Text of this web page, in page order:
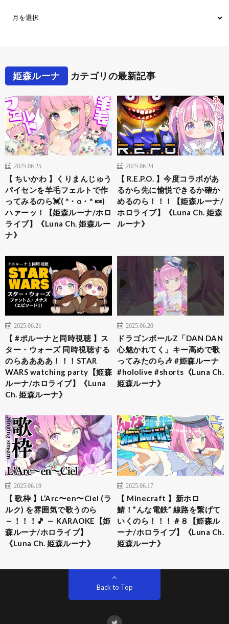
姫森ルーナ カテゴリの最新記事
2025.06.25
【 ちいかわ 】くりまんじゅう
パイセンを羊毛フェルトで作
ってみるのら💓( ᐢ・o・ᐢ 🍬)
ハァーッ！【姫森ルーナ/ホロ
ライブ】《Luna Ch. 姫森ルー
ナ》
2025.06.24
【 R.E.P.O. 】今度コラボがあ
るから先に愉悦できるか確か
めるのら！！！【姫森ルーナ/
ホロライブ】《Luna Ch. 姫森
ルーナ》
2025.06.21
【 #ポルーナと同時視聴 】ス
ター・ウォーズ 同時視聴する
のらああああ！！！STAR
WARS watching party【姫森
ルーナ/ホロライブ】《Luna
Ch. 姫森ルーナ》
2025.06.20
ドラゴンボールZ「DAN DAN
心魅かれてく」キー高めで歌
ってみたのら🎶 #姫森ルーナ
#hololive #shorts《Luna Ch.
姫森ルーナ》
2025.06.19
【 歌枠 】L’Arc〜en〜Ciel (ラ
ルク) を雰囲気で歌うのら
～！！！🎵 ～ KARAOKE【姫
森ルーナ/ホロライブ】
《Luna Ch. 姫森ルーナ》
2025.06.17
【 Minecraft 】新ホロ
鯖！”んな電鉄” 線路を繋げて
いくのら！！！＃８【姫森ル
ーナ/ホロライブ】《Luna Ch.
姫森ルーナ》
Back to Top